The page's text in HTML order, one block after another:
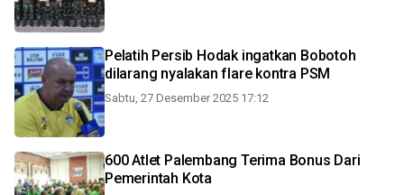
Pelatih Persib Hodak ingatkan Bobotoh
dilarang nyalakan flare kontra PSM
Sabtu, 27 Desember 2025 17:12
600 Atlet Palembang Terima Bonus Dari
Pemerintah Kota